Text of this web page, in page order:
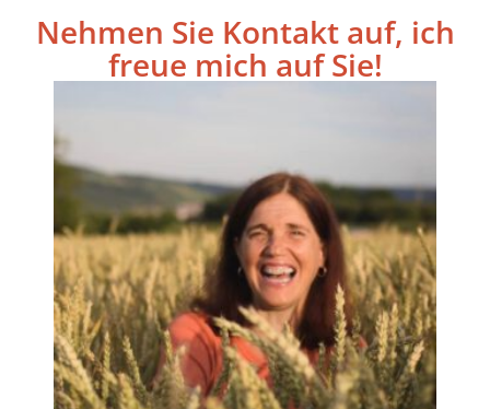
Nehmen Sie Kontakt auf, ich
freue mich auf Sie!